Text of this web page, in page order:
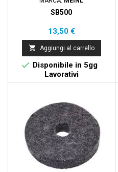
SB500
Prezzo
13,50 €
 Aggiungi al carrello
 Disponibile in 5gg
Lavorativi